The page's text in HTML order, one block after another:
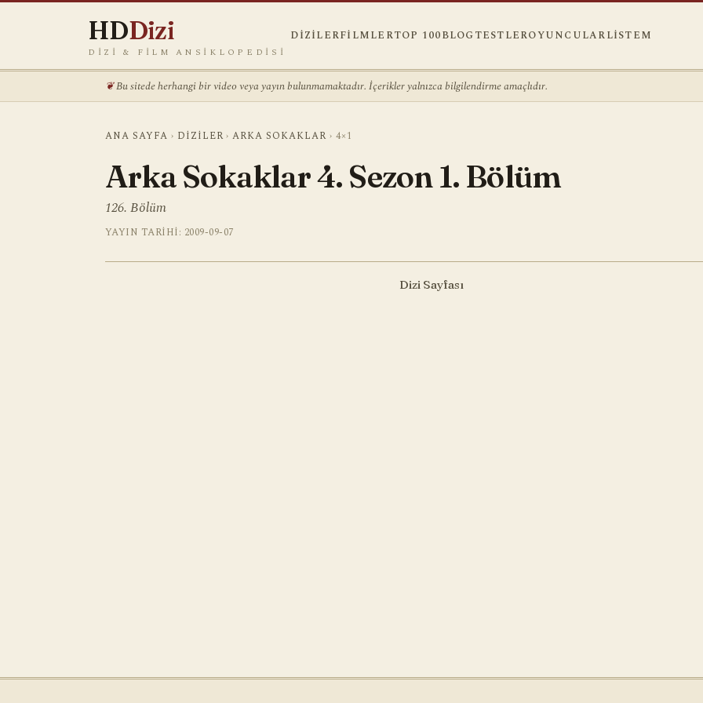
HDDizi
DIZI & FILM ANSIKLOPEDISI
DIZILERFILMLERTOP 100BLOGTESTLEROYUNCULARLISTEM
Bu sitede herhangi bir video veya yayın bulunmamaktadır. İçerikler yalnızca bilgilendirme amaçlıdır.
ANA SAYFA › DIZILER ›ARKA SOKAKLAR › 4×1
Arka Sokaklar 4. Sezon 1. Bölüm
126. Bölüm
YAYIN TARIHI: 2009-09-07
Dizi Sayfası